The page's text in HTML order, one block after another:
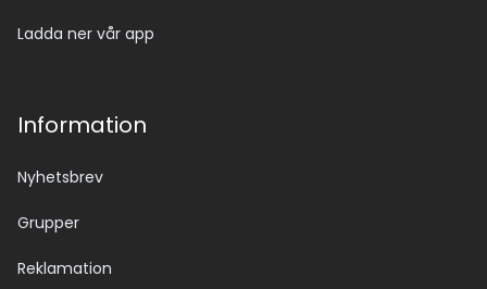
Ladda ner vår app
Information
Nyhetsbrev
Grupper
Reklamation